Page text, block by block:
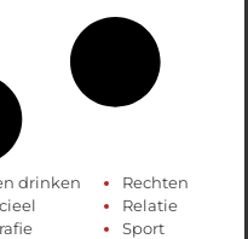
drinken
Rechten
Relatie
Sport